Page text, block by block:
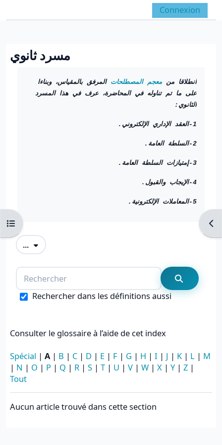
Panneau latéral
Activer/désactiver la
Connexion
Ouvrir l’index du cours
مسرد ثانوي
انطلاقا من معجم المصطلحات المرفق بالمقياس، وبناءا
على ما تم تناوله في المحاضرة، عرف في هذا المسرد
الثانوي:
1-العقد الإداري الإلكتروني.
2-السلطة العامة.
3-إمتيازات السلطة العامة.
4-الإيجاب والقبول.
5-المعاملات الإلكترونية.
... Exporter des articles
Rechercher
Rechercher dans les définitions aussi
Consulter le glossaire à l’aide de cet index
Spécial | A| B | C | D | E | F | G | H | I | J | K | L | M
| N | O | P | Q | R | S | T | U | V | W | X | Y| Z |
Tout
Aucun article trouvé dans cette section